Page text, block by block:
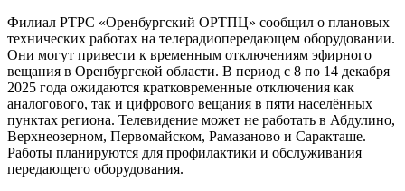
Филиал РТРС «Оренбургский ОРТПЦ» сообщил о плановых
технических работах на телерадиопередающем оборудовании.
Они могут привести к временным отключениям эфирного
вещания в Оренбургской области. В период с 8 по 14 декабря
2025 года ожидаются кратковременные отключения как
аналогового, так и цифрового вещания в пяти населённых
пунктах региона. Телевидение может не работать в Абдулино,
Верхнеозерном, Первомайском, Рамазаново и Саракташе.
Работы планируются для профилактики и обслуживания
передающего оборудования.